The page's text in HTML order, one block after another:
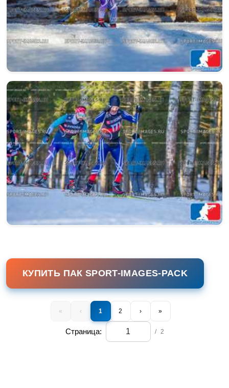
КУПИТЬ ПАК SPORT-IMAGES-PACK
« ‹ 1 2 › »
Страница: / 2